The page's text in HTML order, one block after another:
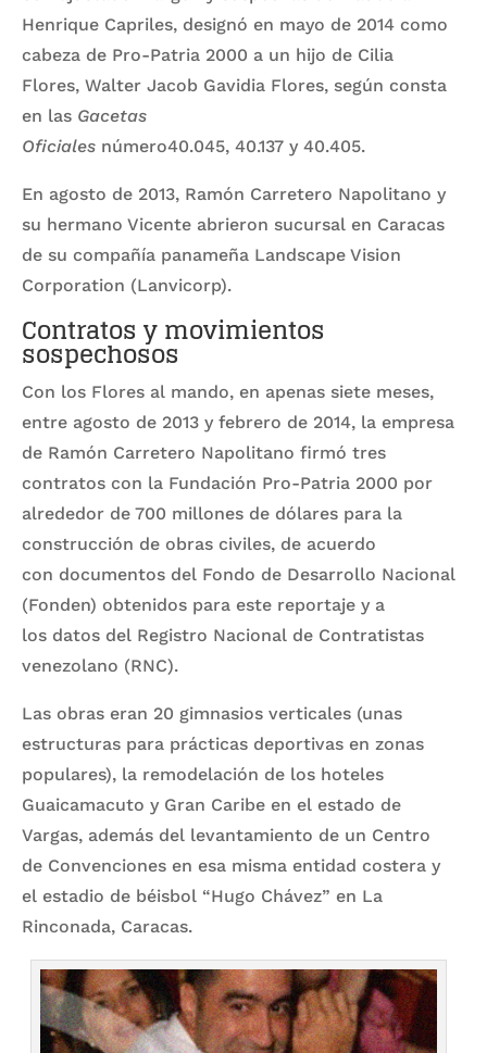
Henrique Capriles, designó en mayo de 2014 como
cabeza de Pro-Patria 2000 a un hijo de Cilia
Flores, Walter Jacob Gavidia Flores, según consta
en las Gacetas
Oficiales número40.045, 40.137 y 40.405.
En agosto de 2013, Ramón Carretero Napolitano y
su hermano Vicente abrieron sucursal en Caracas
de su compañía panameña Landscape Vision
Corporation (Lanvicorp).
Contratos y movimientos
sospechosos
Con los Flores al mando, en apenas siete meses,
entre agosto de 2013 y febrero de 2014, la empresa
de Ramón Carretero Napolitano firmó tres
contratos con la Fundación Pro-Patria 2000 por
alrededor de 700 millones de dólares para la
construcción de obras civiles, de acuerdo
con documentos del Fondo de Desarrollo Nacional
(Fonden) obtenidos para este reportaje y a
los datos del Registro Nacional de Contratistas
venezolano (RNC).
Las obras eran 20 gimnasios verticales (unas
estructuras para prácticas deportivas en zonas
populares), la remodelación de los hoteles
Guaicamacuto y Gran Caribe en el estado de
Vargas, además del levantamiento de un Centro
de Convenciones en esa misma entidad costera y
el estadio de béisbol “Hugo Chávez” en La
Rinconada, Caracas.